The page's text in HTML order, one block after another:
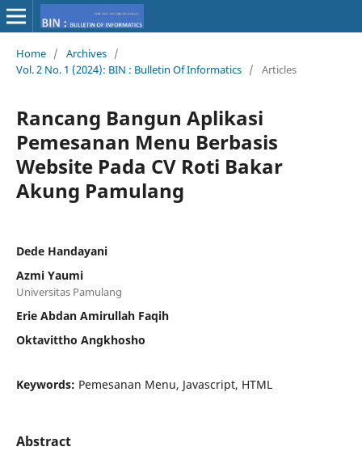
Home / Archives /
Vol. 2 No. 1 (2024): BIN : Bulletin Of Informatics / Articles
Rancang Bangun Aplikasi
Pemesanan Menu Berbasis
Website Pada CV Roti Bakar
Akung Pamulang
Dede Handayani
Azmi Yaumi
Universitas Pamulang
Erie Abdan Amirullah Faqih
Oktavittho Angkhosho
Keywords: Pemesanan Menu, Javascript, HTML
Abstract